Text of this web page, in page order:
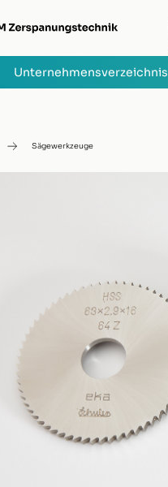
Unternehmensverzeichnis
Sägewerkzeuge